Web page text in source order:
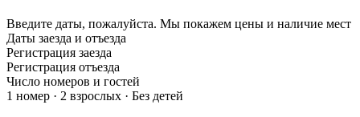
Введите даты, пожалуйста. Мы покажем цены и наличие мест
Даты заезда и отъезда
Регистрация заезда
Регистрация отъезда
Число номеров и гостей
1 номер · 2 взрослых · Без детей